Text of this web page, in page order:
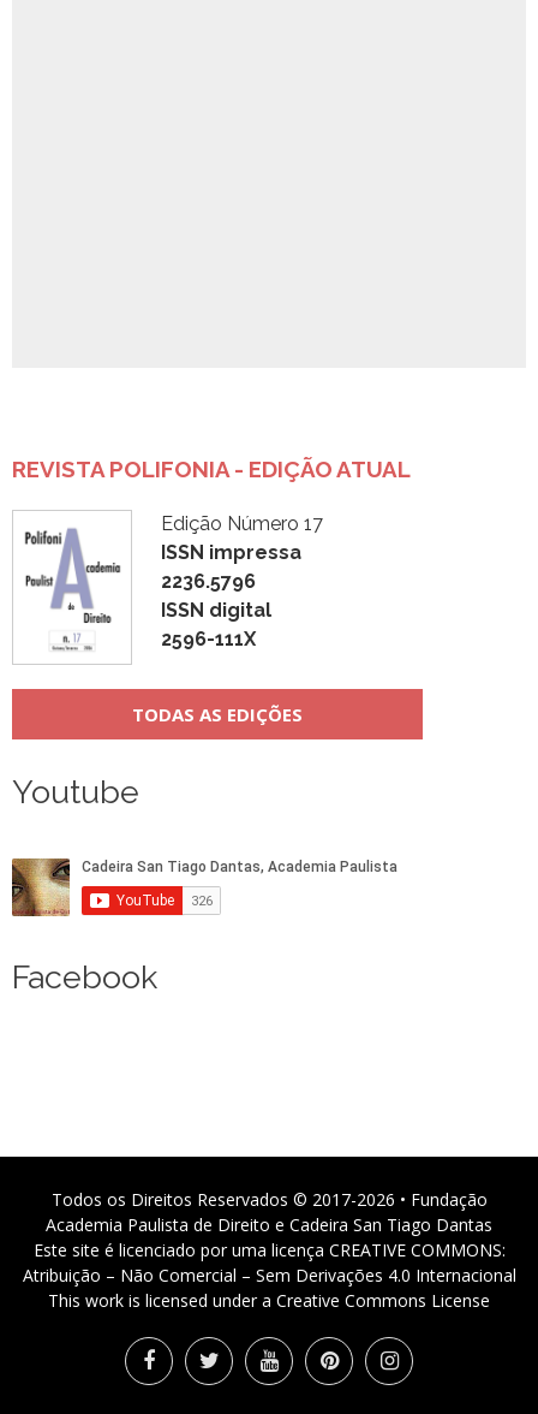
REVISTA POLIFONIA - EDIÇÃO ATUAL
Edição Número 17
ISSN impressa
2236.5796
ISSN digital
2596-111X
TODAS AS EDIÇÕES
Youtube
Facebook
Todos os Direitos Reservados © 2017-2026 • Fundação
Academia Paulista de Direito e Cadeira San Tiago Dantas
Este site é licenciado por uma licença CREATIVE COMMONS:
Atribuição – Não Comercial – Sem Derivações 4.0 Internacional
This work is licensed under a Creative Commons License